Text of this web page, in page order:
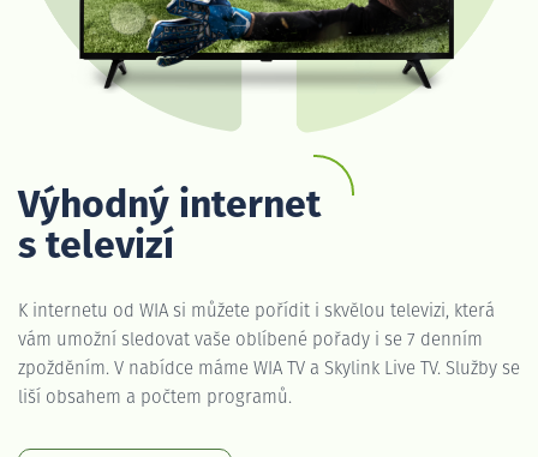
Výhodný internet
s televizí
K internetu od WIA si můžete pořídit i skvělou televizi, která
vám umožní sledovat vaše oblíbené pořady i se 7 denním
zpožděním. V nabídce máme WIA TV a Skylink Live TV. Služby se
liší obsahem a počtem programů.